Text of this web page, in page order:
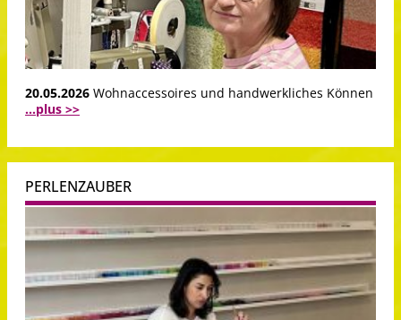
20.05.2026 Wohnaccessoires und handwerkliches Können
...plus >>
PERLENZAUBER